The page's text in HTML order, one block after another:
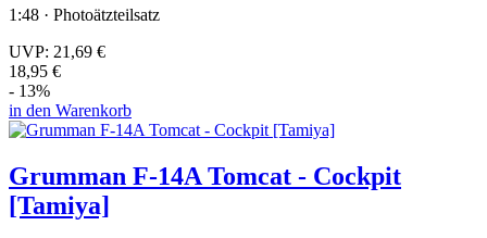
1:48 · Photoätzteilsatz
UVP: 21,69 €
18,95 €
- 13%
in den Warenkorb
Grumman F-14A Tomcat - Cockpit
[Tamiya]